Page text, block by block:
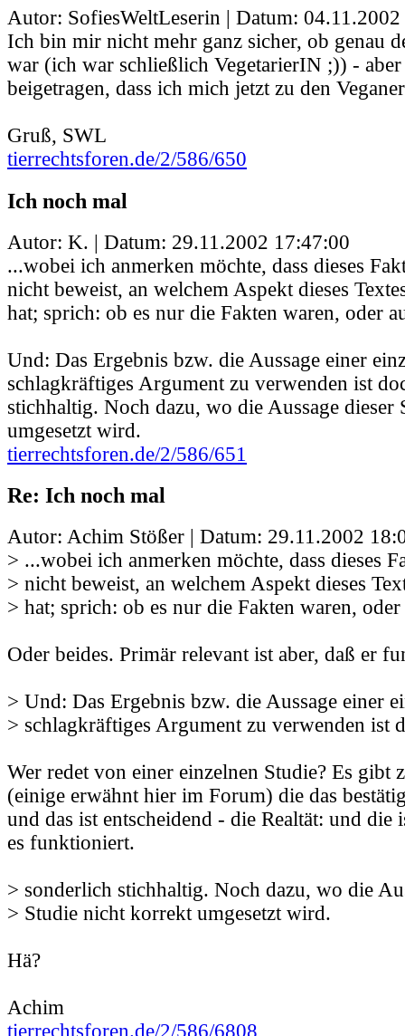
Autor: SofiesWeltLeserin | Datum:
Ich bin mir nicht mehr ganz sicher, ob genau
war (ich war schließlich VegetarierIN ;)) - aber
beigetragen, dass ich mich jetzt zu den
Gruß, SWL
tierrechtsforen.de/2/586/650
Ich noch mal
Autor: K. | Datum: 29.11.2002 17:47:00
...wobei ich anmerken möchte, dass dieses
nicht beweist, an welchem Aspekt dieses
hat; sprich: ob es nur die Fakten waren, oder
Und: Das Ergebnis bzw. die Aussage einer
schlagkräftiges Argument zu verwenden ist
stichhaltig. Noch dazu, wo die Aussage
umgesetzt wird.
tierrechtsforen.de/2/586/651
Re: Ich noch mal
Autor: Achim Stößer | Datum: 29.11.2002
> ...wobei ich anmerken möchte, dass dieses
> nicht beweist, an welchem Aspekt dieses
> hat; sprich: ob es nur die Fakten waren,
Oder beides. Primär relevant ist aber, daß er
> Und: Das Ergebnis bzw. die Aussage einer
> schlagkräftiges Argument zu verwenden ist
Wer redet von einer einzelnen Studie? Es gibt
(einige erwähnt hier im Forum) die das
und das ist entscheidend - die Realtät: und die
es funktioniert.
> sonderlich stichhaltig. Noch dazu, wo die
> Studie nicht korrekt umgesetzt wird.
Hä?
Achim
tierrechtsforen.de/2/586/6808